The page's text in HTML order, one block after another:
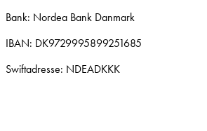
Bank: Nordea Bank Danmark
IBAN: DK9729995899251685
Swiftadresse: NDEADKKK